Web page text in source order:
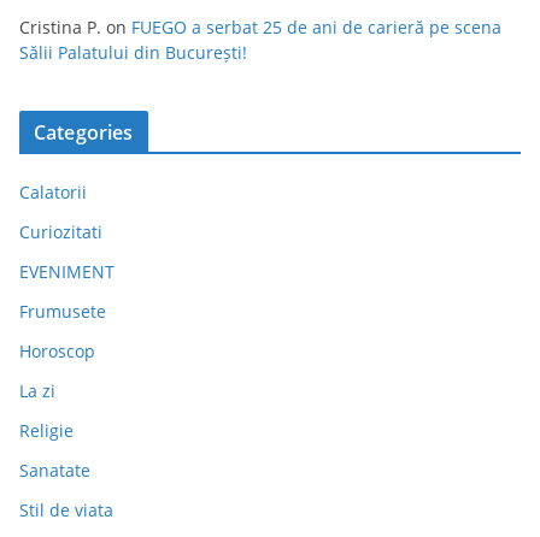
Cristina P. on FUEGO a serbat 25 de ani de carieră pe scena
Sălii Palatului din București!
Categories
Calatorii
Curiozitati
EVENIMENT
Frumusete
Horoscop
La zi
Religie
Sanatate
Stil de viata